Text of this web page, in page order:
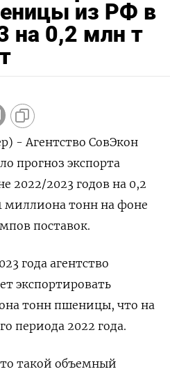
из РФ в
на 0,2 млн т
- Агентство СовЭкон
прогноз экспорта
2022/2023 годов на 0,2
миллиона тонн на фоне
поставок.
года агентство
экспортировать
тонн пшеницы, что на
периода 2022 года.
такой объемный